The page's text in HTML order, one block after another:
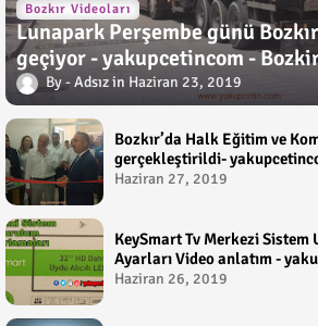
Bozkır Videoları
Lunapark Perşembe günü
geçiyor - yakupcetincom -
Adsız Haziran 23, 2019
Bozkır’da Halk Eğitim ve
gerçekleştirildi-
Haziran 27, 2019
KeySmart Tv Merkezi Sistem
Ayarları Video anlatım -
Çetin
Haziran 26, 2019